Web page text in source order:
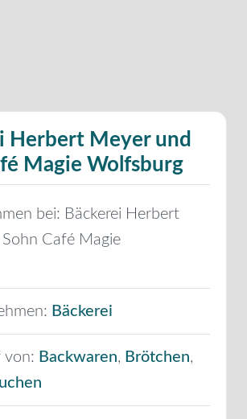
Herbert Meyer und
Magie Wolfsburg
bei: Bäckerei Herbert
Café Magie
Bäckerei
von: Backwaren, Brötchen,